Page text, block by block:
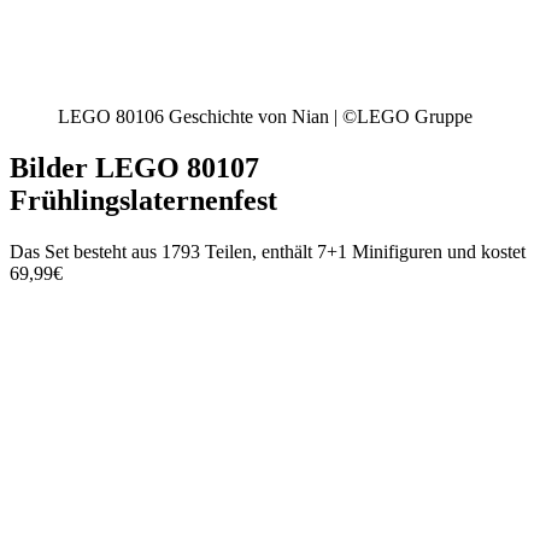
LEGO 80106 Geschichte von Nian | ©LEGO Gruppe
Bilder LEGO 80107
Frühlingslaternenfest
Das Set besteht aus 1793 Teilen, enthält 7+1 Minifiguren und kostet
69,99€